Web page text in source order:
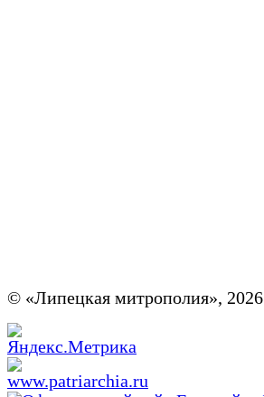
© «Липецкая митрополия», 2026